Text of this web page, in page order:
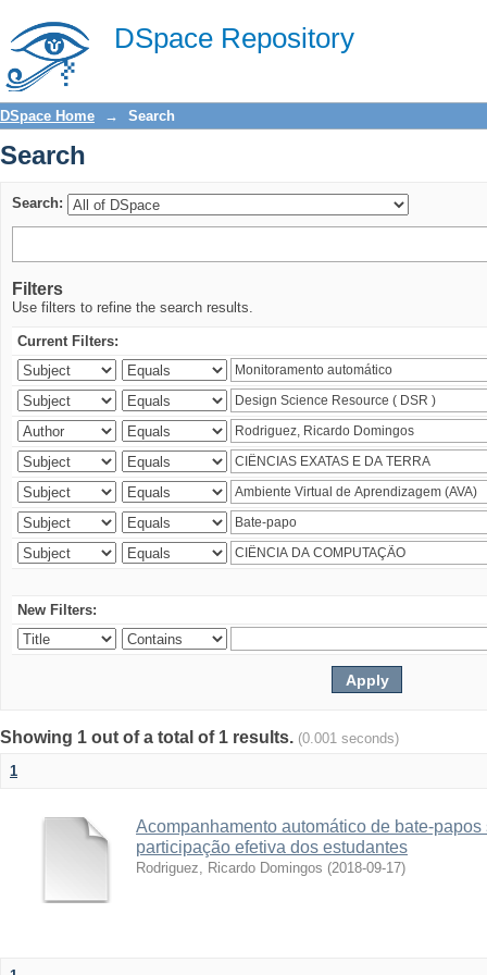
DSpace Repository
Search
DSpace Home → Search
Search
Search:
Filters
Use filters to refine the search results.
Current Filters:
New Filters:
Showing 1 out of a total of 1 results. (0.001 seconds)
1
Acompanhamento automático de bate-
participação efetiva dos estudantes
Rodriguez, Ricardo Domingos (2018-09-17)